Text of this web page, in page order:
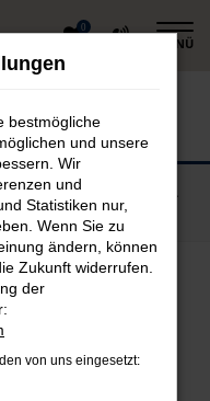
0
MENÜ
STARIA
Hyundai STARIA
kaufen
bestmögliche
und unsere
Wir
und
Statistiken nur,
Wenn Sie zu
ändern, können
Zukunft widerrufen.
der
von uns eingesetzt: